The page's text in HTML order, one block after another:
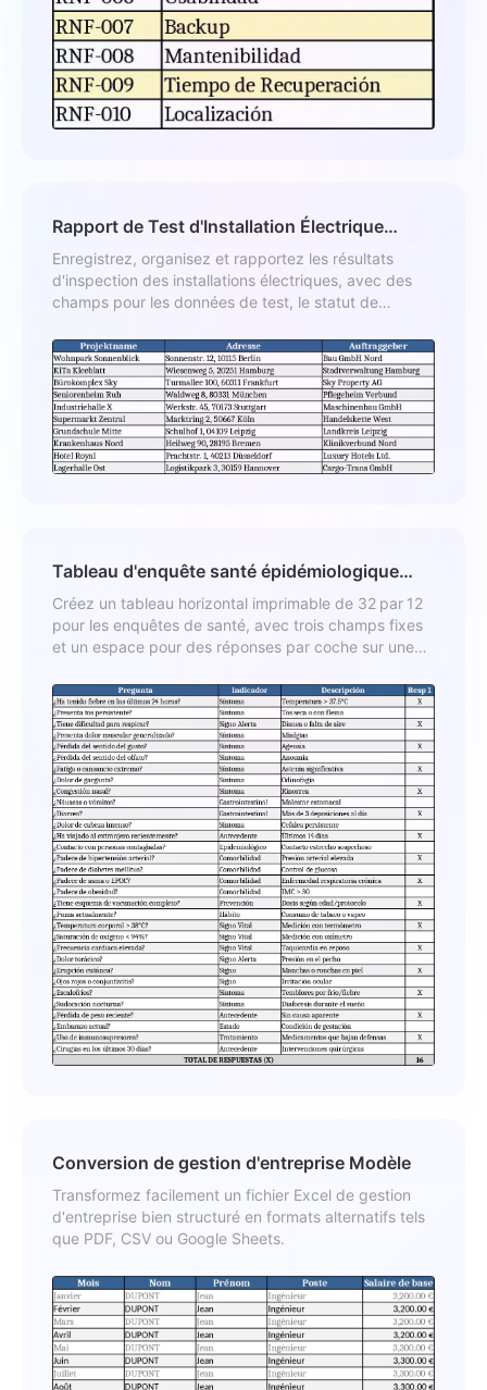
Rapport de Test d'Installation Électrique
Modèle
Enregistrez, organisez et rapportez les résultats
d'inspection des installations électriques, avec des
champs pour les données de test, le statut de
Tableau d'enquête santé épidémiologique
32 x 12 Modèle
Créez un tableau horizontal imprimable de 32 par 12
pour les enquêtes de santé, avec trois champs fixes
et un espace pour des réponses par coche sur une
Conversion de gestion d'entreprise Modèle
Transformez facilement un fichier Excel de gestion
d'entreprise bien structuré en formats alternatifs tels
que PDF, CSV ou Google Sheets.